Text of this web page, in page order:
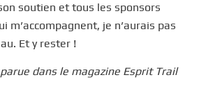
soutien et tous les sponsors
m’accompagnent, je n’aurais pas
Et y rester !
dans le magazine Esprit Trail